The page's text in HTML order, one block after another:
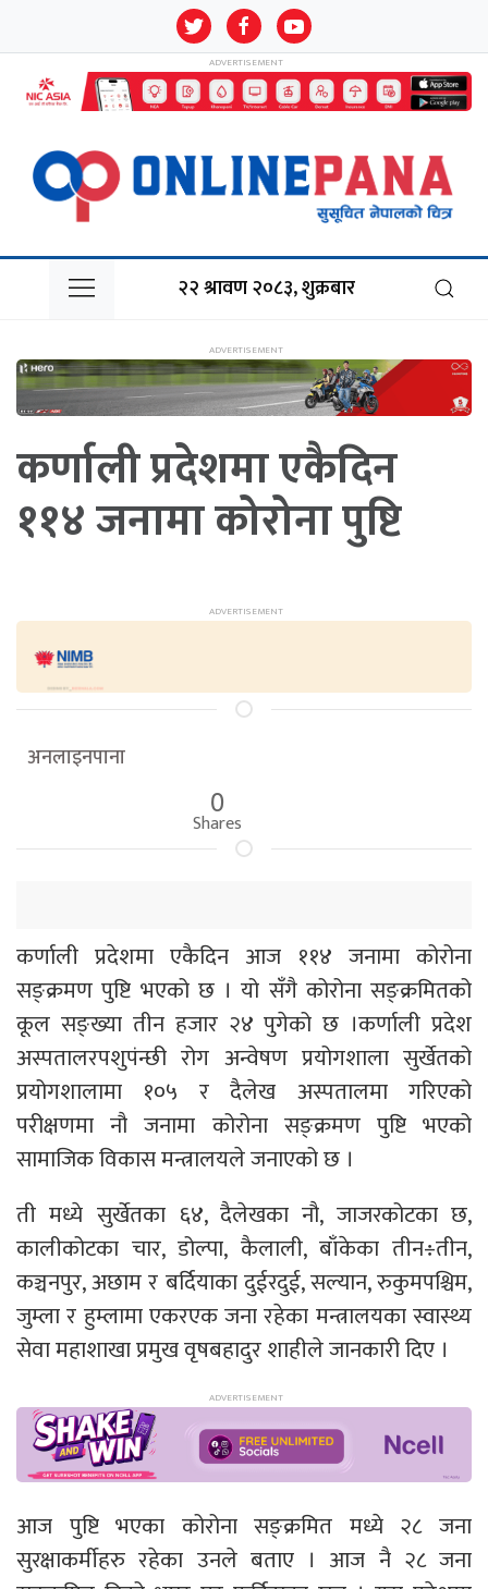
२२ श्रावण २०८३, शुक्रबार
कर्णाली प्रदेशमा एकैदिन
११४ जनामा कोरोना पुष्टि
अनलाइनपाना
0
Shares
कर्णाली प्रदेशमा एकैदिन आज ११४ जनामा कोरोना
सङ्क्रमण पुष्टि भएको छ । यो सँगै कोरोना सङ्क्रमितको
कूल सङ्ख्या तीन हजार २४ पुगेको छ ।कर्णाली प्रदेश
अस्पतालरपशुपंन्छी रोग अन्वेषण प्रयोगशाला सुर्खेतको
प्रयोगशालामा १०५ र दैलेख अस्पतालमा गरिएको
परीक्षणमा नौ जनामा कोरोना सङ्क्रमण पुष्टि भएको
सामाजिक विकास मन्त्रालयले जनाएको छ ।
ती मध्ये सुर्खेतका ६४, दैलेखका नौ, जाजरकोटका छ,
कालीकोटका चार, डोल्पा, कैलाली, बाँकेका तीन÷तीन,
कञ्चनपुर, अछाम र बर्दियाका दुईरदुई, सल्यान, रुकुमपश्चिम,
जुम्ला र हुम्लामा एकरएक जना रहेका मन्त्रालयका स्वास्थ्य
सेवा महाशाखा प्रमुख वृषबहादुर शाहीले जानकारी दिए ।
आज पुष्टि भएका कोरोना सङ्क्रमित मध्ये २८ जना
सुरक्षाकर्मीहरु रहेका उनले बताए । आज नै २८ जना